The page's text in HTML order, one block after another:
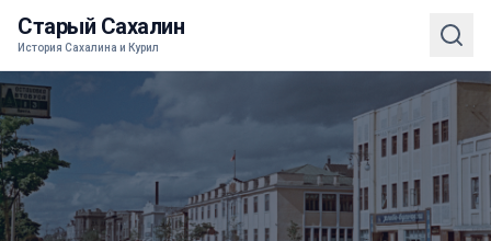
Старый Сахалин
История Сахалина и Курил